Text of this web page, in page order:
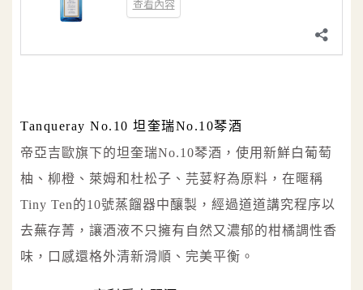
Tanqueray No.10 坦奎瑞No.10琴酒
帝亞吉歐旗下的坦奎瑞No.10琴酒，使用新鮮白葡萄
柚、柳橙、萊姆和杜松子、芫荽籽為原料，在暱稱
Tiny Ten的10號蒸餾器中釀製，經過道道講究程序以
去蕪存菁，讓酒液不只擁有自然又濃郁的柑橘調性香
味，口感還格外清新滑順、完美平衡。